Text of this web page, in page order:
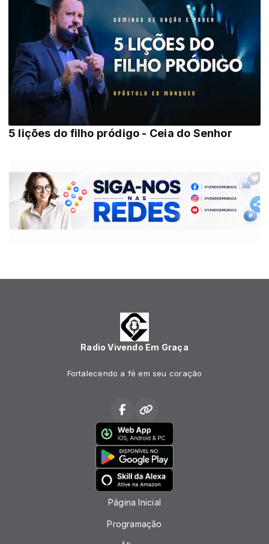
5 lições do filho pródigo - Ceia do Senhor
Radio Vivendo Em Graça
Fortalecendo a fé em seu coração
Página Inicial
Programação